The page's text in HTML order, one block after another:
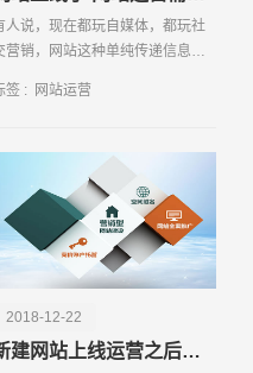
人说，现在都玩自媒体，都玩社
营销，网站这种单纯传递信息，
，已经过时了，可是，事实上，
签 : 网站运营
2018-12-22
新建网站上线运营之后应该做哪些事情
名字